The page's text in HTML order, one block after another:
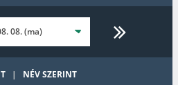
Ökölvívás
Tollaslabda
| NÉV SZERINT